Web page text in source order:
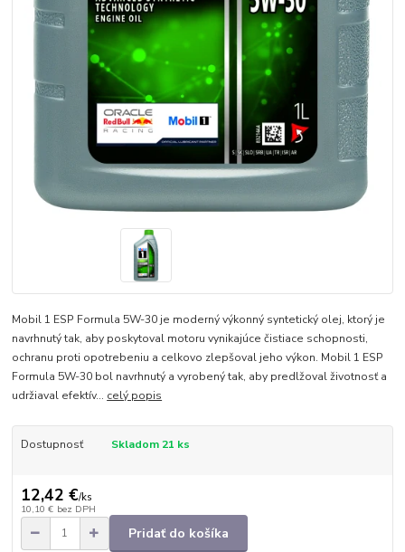
Mobil 1 ESP Formula 5W-30 je moderný výkonný syntetický olej, ktorý je
navrhnutý tak, aby poskytoval motoru vynikajúce čistiace schopnosti,
ochranu proti opotrebeniu a celkovo zlepšoval jeho výkon. Mobil 1 ESP
Formula 5W-30 bol navrhnutý a vyrobený tak, aby predlžoval životnosť a
udržiaval efektív... celý popis
Dostupnosť Skladom 21 ks
12,42 €/ks
10,10 € bez DPH
Pridať do košíka